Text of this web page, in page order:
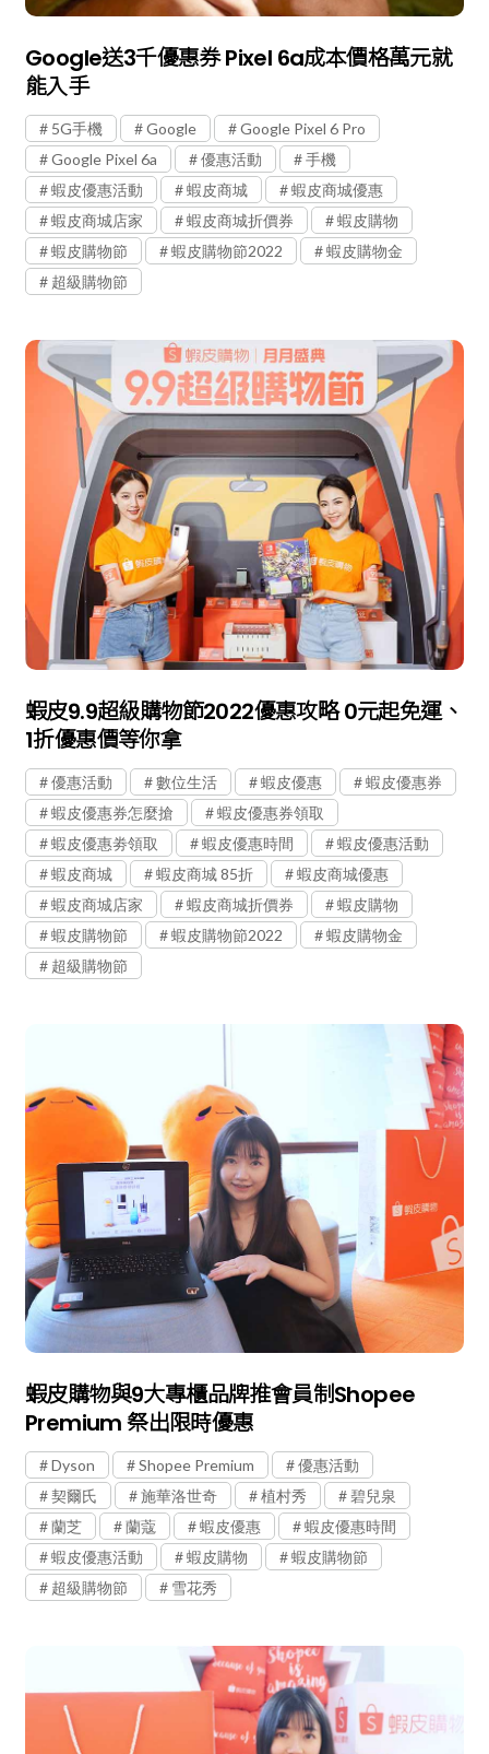
Google送3千優惠券 Pixel 6a成本價格萬元就
能入手
5G手機 Google
Google Pixel 6 Pro
Google Pixel 6a
優惠活動
手機
蝦皮優惠活動
蝦皮商城
蝦皮商城優惠
蝦皮商城店家
蝦皮商城折價券
蝦皮購物
蝦皮購物節
蝦皮購物節2022
蝦皮購物金
超級購物節
蝦皮9.9超級購物節2022優惠攻略 0元起免運、
1折優惠價等你拿
優惠活動 數位生活 蝦皮優惠
蝦皮優惠券
蝦皮優惠券怎麼搶
蝦皮優惠券領取
蝦皮優惠劵領取
蝦皮優惠時間
蝦皮優惠活動
蝦皮商城
蝦皮商城 85折
蝦皮商城優惠
蝦皮商城店家
蝦皮商城折價券
蝦皮購物
蝦皮購物節
蝦皮購物節2022
蝦皮購物金
超級購物節
蝦皮購物與9大專櫃品牌推會員制Shopee
Premium 祭出限時優惠
Dyson Shopee Premium
優惠活動
契爾氏
施華洛世奇 植村秀
碧兒泉
蘭芝
蘭蔻 蝦皮優惠
蝦皮優惠時間
蝦皮優惠活動
蝦皮購物
蝦皮購物節
超級購物節
雪花秀